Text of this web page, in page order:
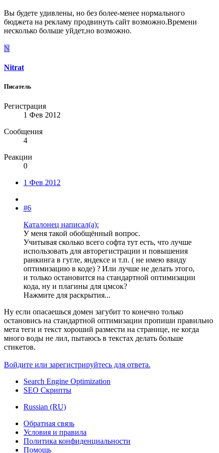
Вы будете удивлены, но без более-менее нормального
бюджета на рекламу продвинуть сайт возможно.Времени
несколько больше уйдет,но возможно.
N
Nitrat
Писатель
Регистрация
1 Фев 2012
Сообщения
4
Реакции
0
1 Фев 2012
#6
Каталонец написал(а):
У меня такой обобщённый вопрос.
Учитывая сколько всего софта тут есть, что лучше
использовать для авторегистрации и повышения
ранкинга в гугле, яндексе и т.п. ( не имею ввиду
оптимизацию в коде) ? Или лучше не делать этого,
и только остановится на стандартной оптимизации
кода, ну и плагины для цмсок?
Нажмите для раскрытия...
Ну если опасаешься домен загубит то конечно только
остановись на стандартной оптимизации пропиши правильно
мета теги и текст хороший размести на странице, не когда
много воды не лил, пытаюсь в текстах делать больше
стикетов.
Войдите или зарегистрируйтесь для ответа.
Search Engine Optimization
SEO Скрипты
Russian (RU)
Обратная связь
Условия и правила
Политика конфиденциальности
Помощь